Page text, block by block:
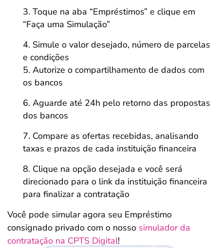
Toque na aba “Empréstimos” e clique em
“Faça uma Simulação”
Simule o valor desejado, número de parcelas
e condições
Autorize o compartilhamento de dados com
os bancos
Aguarde até 24h pelo retorno das propostas
dos bancos
Compare as ofertas recebidas, analisando
taxas e prazos de cada instituição financeira
Clique na opção desejada e você será
direcionado para o link da instituição financeira
para finalizar a contratação
Você pode simular agora seu Empréstimo
consignado privado com o nosso simulador da
contratação na CPTS Digital!